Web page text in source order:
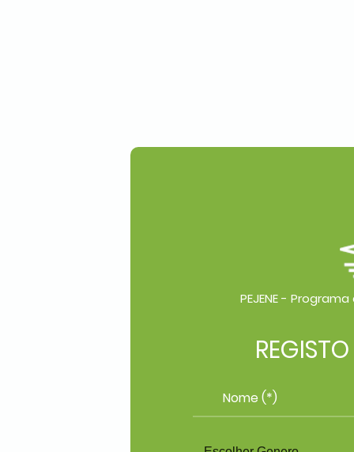
PEJENE -